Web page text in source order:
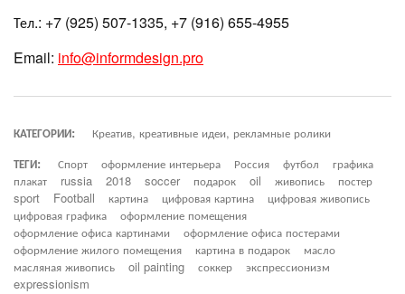
Тел.: +7 (925) 507-1335, +7 (916) 655-4955
Email: info@informdesign.pro
КАТЕГОРИИ:
Креатив, креативные идеи, рекламные ролики
ТЕГИ:
Спорт оформление интерьера Россия футбол
графика
плакат
russia 2018 soccer подарок oil живопись
постер
sport
Football картина цифровая картина
цифровая живопись
цифровая графика
оформление помещения
оформление офиса картинами
оформление офиса постерами
оформление жилого помещения
картина в подарок
масло
масляная живопись
oil painting соккер
экспрессионизм
expressionism